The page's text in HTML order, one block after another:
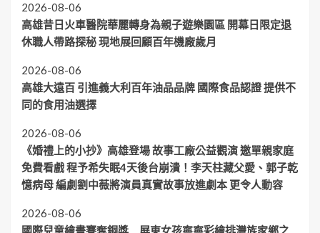
2026-08-06
高雄昔日火車醫院華麗轉身為親子遊樂園區 開幕日限定退
休職人帶路探秘 現地展回顧百年機廠歲月
2026-08-06
高雄大遠百 引進義大利百年油品品牌 國際食品認證 提供不
同的食用油選擇
2026-08-06
《婚禮上的小抄》高雄登場 故事工廠公益觀演 邀單親家庭
免費看戲 程予希失眠4天後台崩潰！李天柱藏父愛、郭子乾
憶病母 編劇劉中薇將演員真實故事放進劇本 更令人動容
2026-08-06
國際兒童繪畫賽奪銅獎 屏東女孩寧寧彩繪排灣族家鄉之